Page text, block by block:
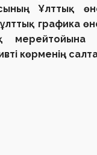
Ұлттық
графика
көрменің